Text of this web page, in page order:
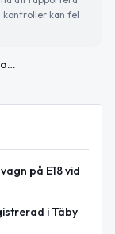
kontroller kan fel
Taxéns Design AB startar inom konst och kommunikation
på E18 vid
i Täby